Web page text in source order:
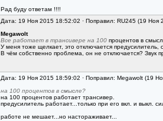
Рад буду ответам !!!!
Дата: 19 Ноя 2015 18:52:02 · Поправил: RU245 (19 Ноя
Megawolt
Все работает в трансивере на 100процентов в
У меня тоже щелкает, это отключается предусилитель,
В чём собственно проблема, он не отключается? Звук
Дата: 19 Ноя 2015 18:59:02 · Поправил: Megawolt (19
на 100 процентов в смысле?
на 100 процентов работает трансивер.
предусилитель работает...только при его вкл. и выкл.
работе не мешает...но настораживает...